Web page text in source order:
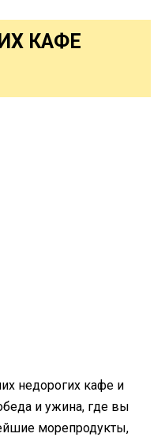
КАФЕ
недорогих кафе и
и ужина, где вы
морепродукты,